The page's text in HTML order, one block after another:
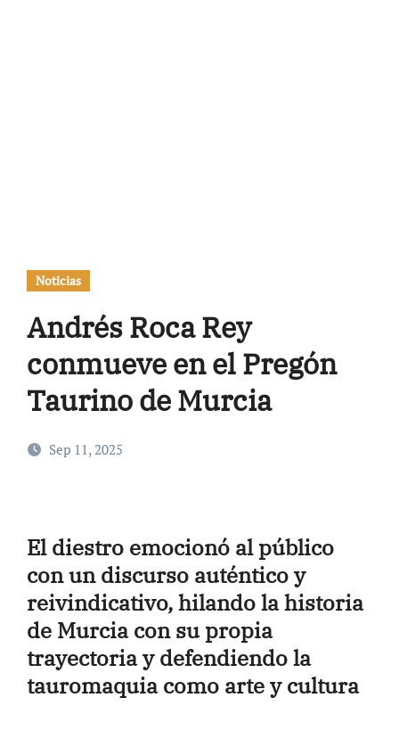
Noticias
Andrés Roca Rey
conmueve en el Pregón
Taurino de Murcia
Sep 11, 2025
El diestro emocionó al público
con un discurso auténtico y
reivindicativo, hilando la historia
de Murcia con su propia
trayectoria y defendiendo la
tauromaquia como arte y cultura